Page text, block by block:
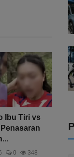
Ibu Tiri vs
0 348